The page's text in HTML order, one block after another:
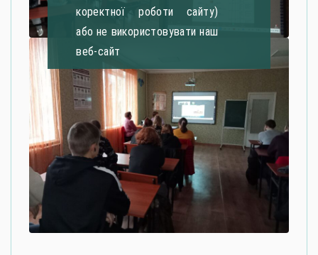
коректної роботи сайту)
або не використовувати наш
веб-сайт